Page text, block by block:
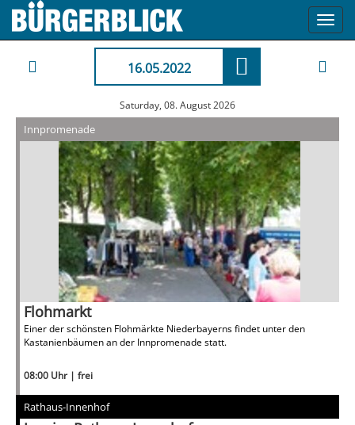
16.05.2022
Saturday, 08. August 2026
Innpromenade
Flohmarkt
Einer der schönsten Flohmärkte Niederbayerns findet unter den
Kastanienbäumen an der Innpromenade statt.
08:00 Uhr | frei
Rathaus-Innenhof